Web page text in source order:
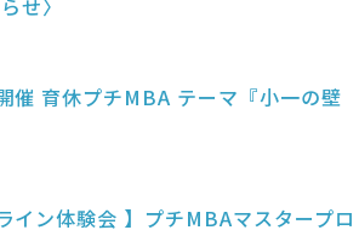
せ〉
催 育休プチMBA テーマ『小一の壁
イン体験会 】プチMBAマスタープロ